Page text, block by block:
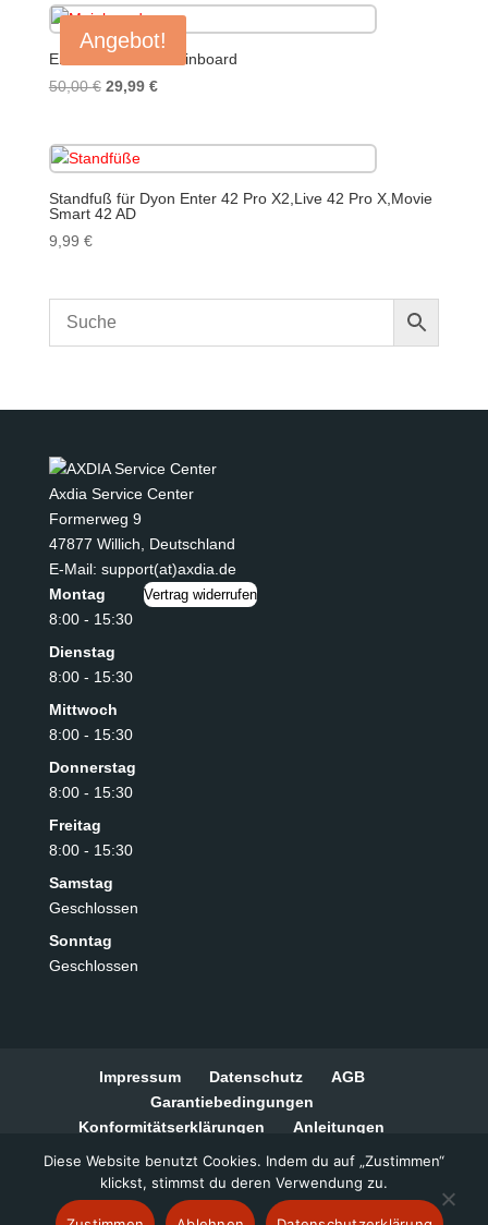
Angebot!
Enter 42 Pro X2 Mainboard
50,00€ Ursprünglicher
50,00 €
29,99 €Aktueller
Standfuß für Dyon Enter 42 Pro X2,Live 42 Pro X,Movie
Smart 42 AD
9,99 €
Axdia Service Center
Formerweg 9
47877 Willich
Deutschland
E-Mail: support(at)axdia.de
Montag
8:00 - 15:30
Dienstag
8:00 - 15:30
Mittwoch
8:00 - 15:30
Donnerstag
8:00 - 15:30
Freitag
8:00 - 15:30
Samstag
Geschlossen
Sonntag
Geschlossen
Vertrag widerrufen
Impressum Datenschutz
AGB
Garantiebedingungen
Konformitätserklärungen
Anleitungen
Widerrufsbelehrung
Zahlungsarten
Barrierefreiheitserklärung
Diese Website benutzt Cookies. Indem du auf „Zustimmen“
klickst, stimmst du deren Verwendung zu.